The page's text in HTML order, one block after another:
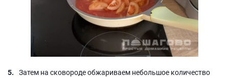
Затем на сковороде обжариваем небольшое количество